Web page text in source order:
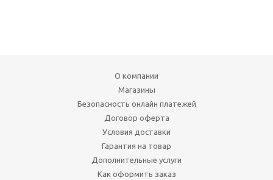
О компании
Магазины
Безопасность онлайн платежей
Договор оферта
Условия доставки
Гарантия на товар
Дополнительные услуги
Как оформить заказ